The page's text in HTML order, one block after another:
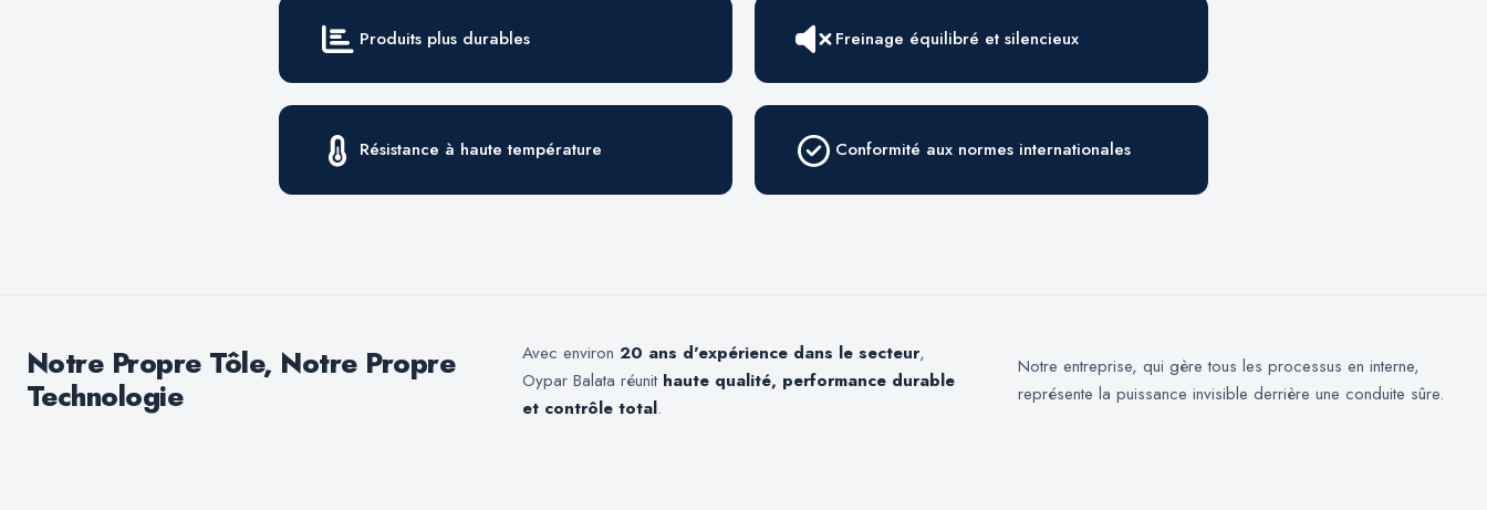
Produits plus durables Freinage équilibré et silencieux
Résistance à haute température Conformité aux normes internationales
Notre Propre Tôle, Notre Propre
Technologie
Avec environ 20 ans d'expérience dans le secteur,
Oypar Balata réunit haute qualité, performance durable
et contrôle total.
Notre entreprise, qui gère tous les processus en interne,
représente la puissance invisible derrière une conduite sûre.